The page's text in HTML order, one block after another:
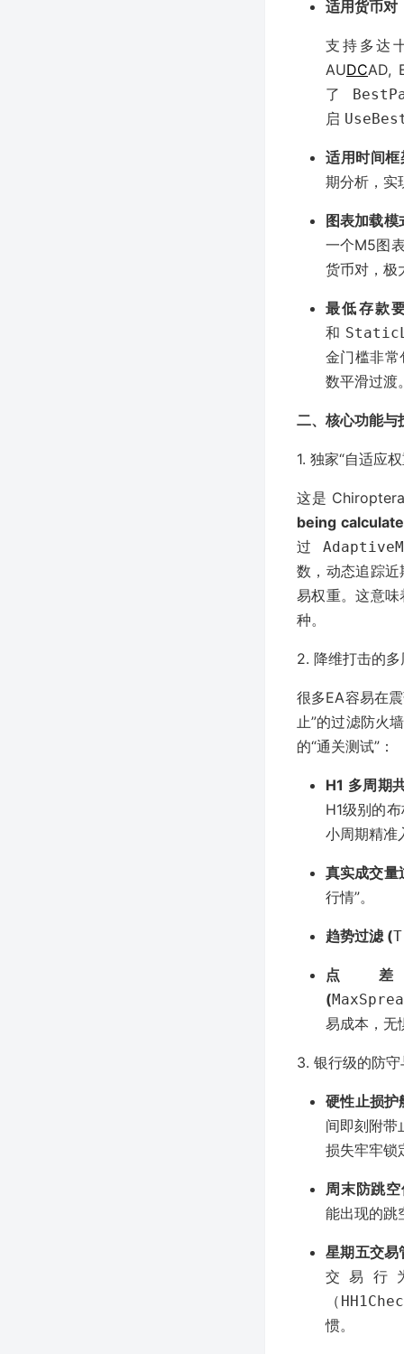
适用货币对
支持多达
AUDCAD,
了
启
适用时间框
期分析，实
图表加载模
一个M5图
货币对，极
最低存款
和
金门槛非常
数平滑过渡
二、核心功能与
1. 独家“自适应
这是
being
过
数，动态追踪
易权重。这意味
种。
2. 降维打击的
很多EA容易在
止”的过滤防火
的“通关测试”：
H1 多周期
H1级别的
小周期精准
真实成交量
行情”。
趋势过滤 (
点
(
易成本，无
3. 银行级的防
硬性止损护
间即刻附带
损失牢牢锁
周末防跳
能出现的跳
星期五交易
交易行
（
惯。